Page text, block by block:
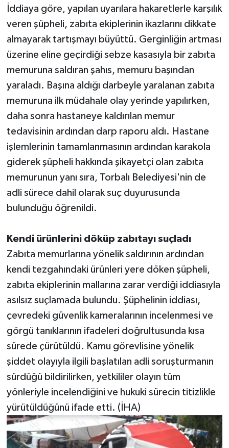
İddiaya göre, yapılan uyarılara hakaretlerle karşılık
veren şüpheli, zabıta ekiplerinin ikazlarını dikkate
almayarak tartışmayı büyüttü. Gerginliğin artması
üzerine eline geçirdiği sebze kasasıyla bir zabıta
memuruna saldıran şahıs, memuru başından
yaraladı. Başına aldığı darbeyle yaralanan zabıta
memuruna ilk müdahale olay yerinde yapılırken,
daha sonra hastaneye kaldırılan memur
tedavisinin ardından darp raporu aldı. Hastane
işlemlerinin tamamlanmasının ardından karakola
giderek şüpheli hakkında şikayetçi olan zabıta
memurunun yanı sıra, Torbalı Belediyesi'nin de
adli sürece dahil olarak suç duyurusunda
bulunduğu öğrenildi.
Kendi ürünlerini döküp zabıtayı suçladı
Zabıta memurlarına yönelik saldırının ardından
kendi tezgahındaki ürünleri yere döken şüpheli,
zabıta ekiplerinin mallarına zarar verdiği iddiasıyla
asılsız suçlamada bulundu. Şüphelinin iddiası,
çevredeki güvenlik kameralarının incelenmesi ve
görgü tanıklarının ifadeleri doğrultusunda kısa
sürede çürütüldü. Kamu görevlisine yönelik
şiddet olayıyla ilgili başlatılan adli soruşturmanın
sürdüğü bildirilirken, yetkililer olayın tüm
yönleriyle incelendiğini ve hukuki sürecin titizlikle
yürütüldüğünü ifade etti. (İHA)